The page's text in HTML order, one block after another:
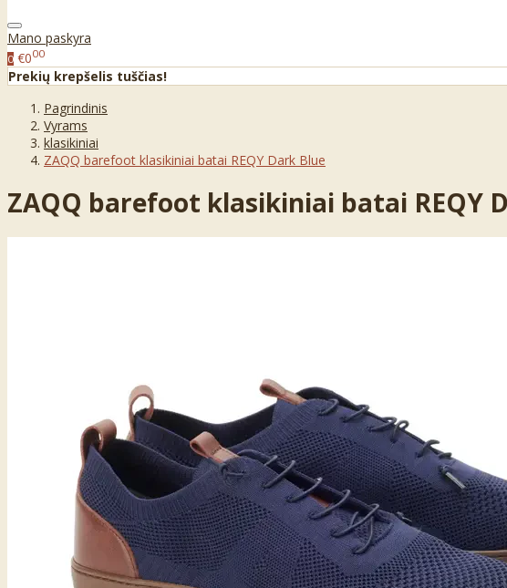
Mano paskyra
0 €000
Prekių krepšelis tuščias!
Pagrindinis
Vyrams
klasikiniai
ZAQQ barefoot klasikiniai batai REQY Dark Blue
ZAQQ barefoot klasikiniai batai REQY